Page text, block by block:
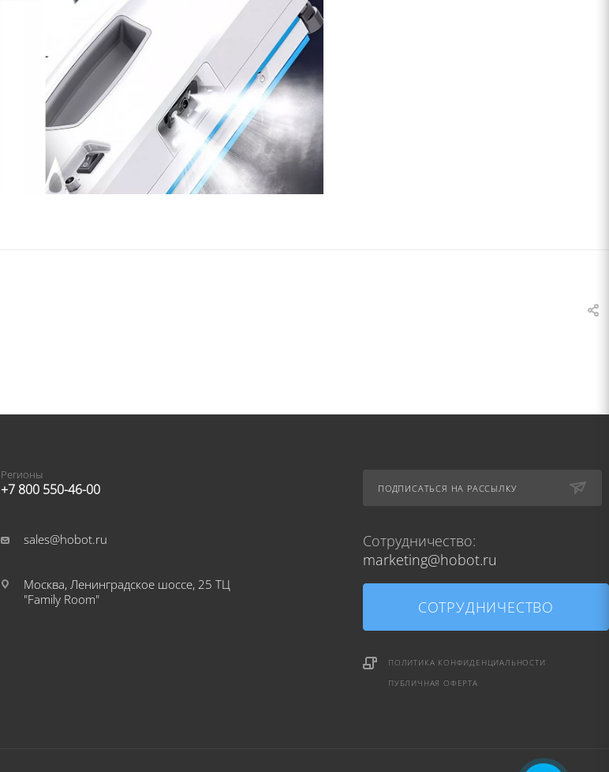
Регионы
+7 800 550-46-00
sales@hobot.ru
Москва, Ленинградское шоссе, 25 ТЦ
"Family Room"
ПОДПИСАТЬСЯ НА РАССЫЛКУ
Сотрудничество:
marketing@hobot.ru
СОТРУДНИЧЕСТВО
ПОЛИТИКА КОНФИДЕНЦИАЛЬНОСТИ
ПУБЛИЧНАЯ ОФЕРТА